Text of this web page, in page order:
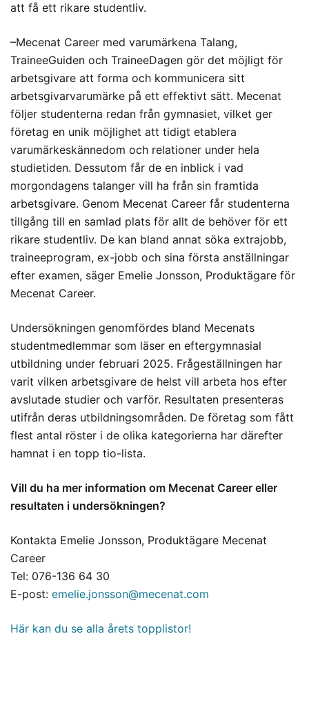
att få ett rikare studentliv.
–Mecenat Career med varumärkena Talang,
TraineeGuiden och TraineeDagen gör det möjligt för
arbetsgivare att forma och kommunicera sitt
arbetsgivarvarumärke på ett effektivt sätt. Mecenat
följer studenterna redan från gymnasiet, vilket ger
företag en unik möjlighet att tidigt etablera
varumärkeskännedom och relationer under hela
studietiden. Dessutom får de en inblick i vad
morgondagens talanger vill ha från sin framtida
arbetsgivare. Genom Mecenat Career får studenterna
tillgång till en samlad plats för allt de behöver för ett
rikare studentliv. De kan bland annat söka extrajobb,
traineeprogram, ex-jobb och sina första anställningar
efter examen, säger Emelie Jonsson, Produktägare för
Mecenat Career.
Undersökningen genomfördes bland Mecenats
studentmedlemmar som läser en eftergymnasial
utbildning under februari 2025. Frågeställningen har
varit vilken arbetsgivare de helst vill arbeta hos efter
avslutade studier och varför. Resultaten presenteras
utifrån deras utbildningsområden. De företag som fått
flest antal röster i de olika kategorierna har därefter
hamnat i en topp tio-lista.
Vill du ha mer information om Mecenat Career eller
resultaten i undersökningen?
Kontakta Emelie Jonsson, Produktägare Mecenat
Career
Tel: 076-136 64 30
E-post: emelie.jonsson@mecenat.com
Här kan du se alla årets topplistor!